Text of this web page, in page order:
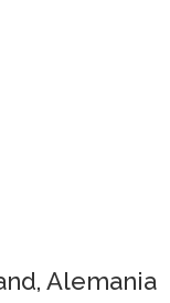
Alemania